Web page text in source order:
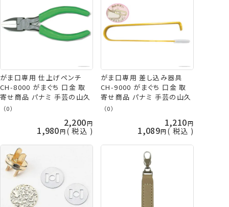
がま口専用 仕上げペンチ
CH-8000 がまぐち 口金 取
寄せ商品 パナミ 手芸の山久
（0）
2,200
1,980 税込
がま口専用 差し込み器具
CH-9000 がまぐち 口金 取
寄せ商品 パナミ 手芸の山久
（0）
1,210
1,089 税込